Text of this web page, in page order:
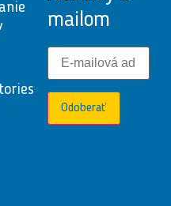
mailom
Odoberať